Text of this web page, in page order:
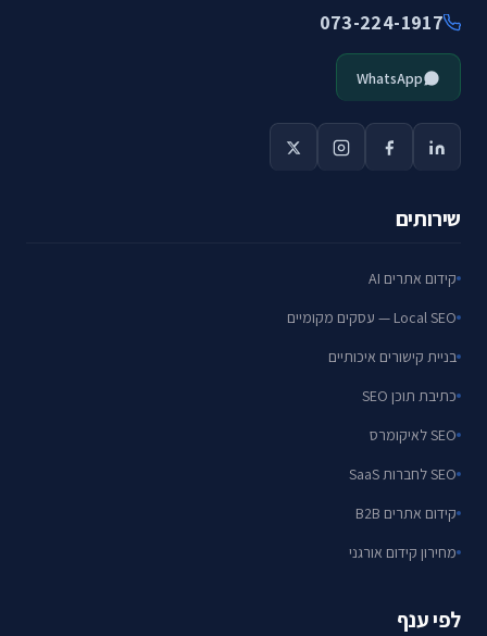
073-224-1917
WhatsApp
שירותים
קידום אתרים AI
Local SEO — עסקים מקומיים
בניית קישורים איכותיים
כתיבת תוכן SEO
SEO לאיקומרס
SEO לחברות SaaS
קידום אתרים B2B
מחירון קידום אורגני
לפי ענף